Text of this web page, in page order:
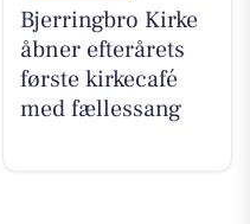
Bjerringbro Kirke
åbner efterårets
første kirkecafé
med fællessang